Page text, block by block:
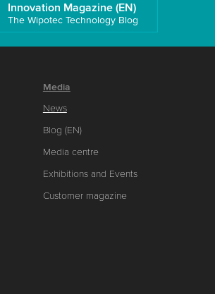
Innovation Magazine (EN)
The Wipotec Technology Blog
Media
News
Blog (EN)
Media centre
Exhibitions and Events
Customer magazine